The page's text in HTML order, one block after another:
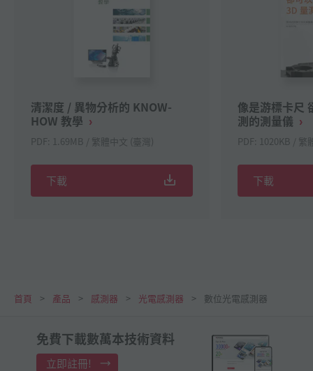
清潔度 / 異物分析的 KNOW-
HOW 教學
PDF: 1.69MB / 繁體中文 (臺灣)
下載
像是游標卡尺
測的測量儀
PDF: 1020KB / 繁
下載
首頁 產品 感測器 光電感測器 數位光電感測器
免費下載數萬本技術資料
立即註冊!